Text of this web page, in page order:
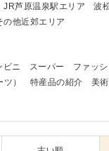
JR芦原温泉駅エリア
波
の他近郊エリア
ビニ スーパー
ファッ
）
特産品の紹介 美